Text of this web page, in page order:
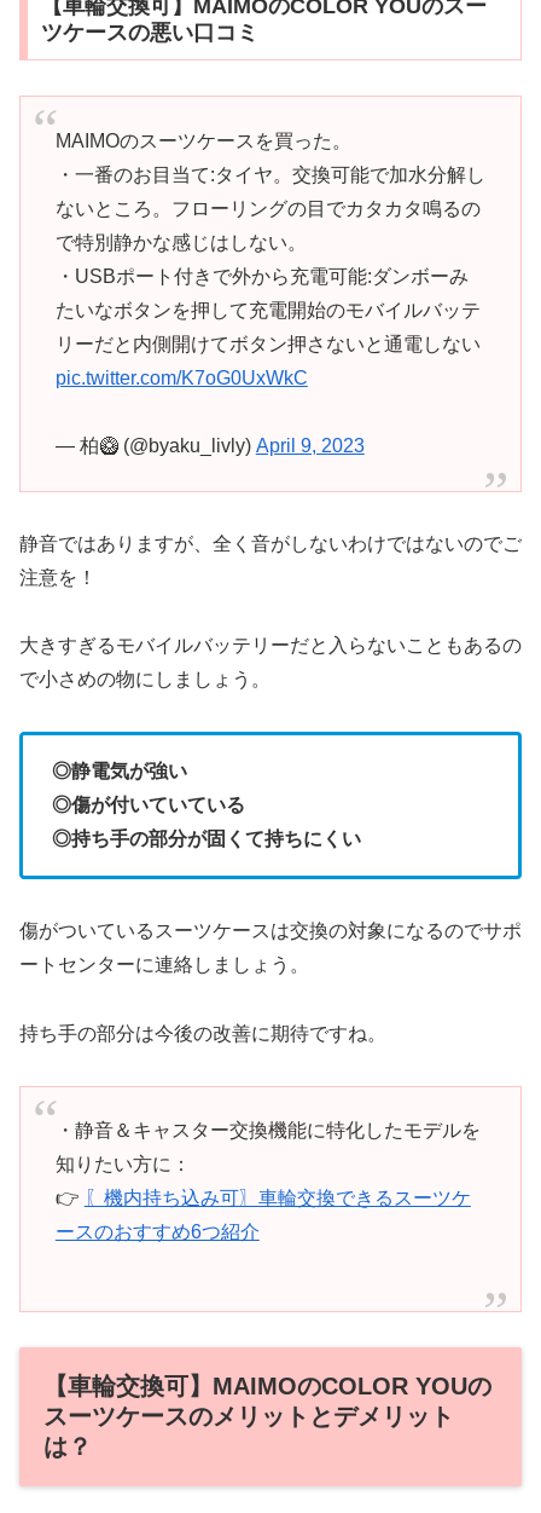
【車輪交換可】MAIMOのCOLOR YOUのスー
ツケースの悪い口コミ
MAIMOのスーツケースを買った。
・一番のお目当て:タイヤ。交換可能で加水分解し
ないところ。フローリングの目でカタカタ鳴るの
で特別静かな感じはしない。
・USBポート付きで外から充電可能:ダンボーみ
たいなボタンを押して充電開始のモバイルバッテ
リーだと内側開けてボタン押さないと通電しない
pic.twitter.com/K7oG0UxWkC
— 柏🥝 (@byaku_livly) April 9, 2023
静音ではありますが、全く音がしないわけではないのでご
注意を！
大きすぎるモバイルバッテリーだと入らないこともあるの
で小さめの物にしましょう。
◎静電気が強い
◎傷が付いていている
◎持ち手の部分が固くて持ちにくい
傷がついているスーツケースは交換の対象になるのでサポ
ートセンターに連絡しましょう。
持ち手の部分は今後の改善に期待ですね。
・静音＆キャスター交換機能に特化したモデルを
知りたい方に：
👉 〖機内持ち込み可〗車輪交換できるスーツケ
ースのおすすめ6つ紹介
【車輪交換可】MAIMOのCOLOR YOUの
スーツケースのメリットとデメリット
は？